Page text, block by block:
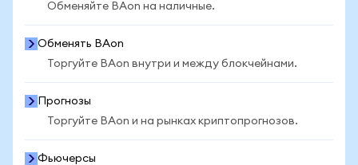
Обменяйте BAon на наличные.
Обменять BAon
Торгуйте BAon внутри и между блокчейнами.
Прогнозы
Торгуйте BAon и на рынках криптопрогнозов.
Фьючерсы